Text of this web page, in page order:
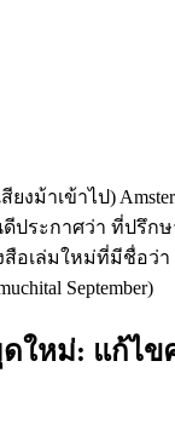
ยงม้าเข้าไป)
นดีประกาศว่า ที่ปรึก
สือเล่มใหม่ที่มีชื่อว่
September)
ใหม่: แก้ไข